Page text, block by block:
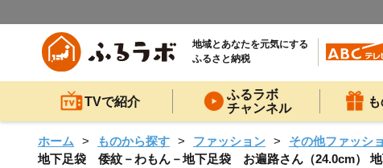
地域とあなたを元気にする
ふるさと納税
TVで紹介
ふるラボ
チャンネル
ホーム ものから探す ファッション
その他ファッシ
地下足袋 倭紋－わもん－地下足袋 お遍路さん（24.0cm